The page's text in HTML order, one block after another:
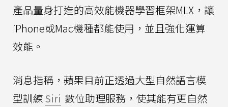
產品量身打造的高效能機器學習框架MLX，讓
iPhone或Mac機種都能使用，並且強化運算
效能。
消息指稱，蘋果目前正透過大型自然語言模
型訓練Siri 數位助理服務，使其能有更自然